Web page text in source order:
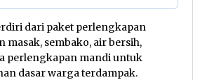
dari paket perlengkapan
masak, sembako, air bersih,
perlengkapan mandi untuk
dasar warga terdampak.